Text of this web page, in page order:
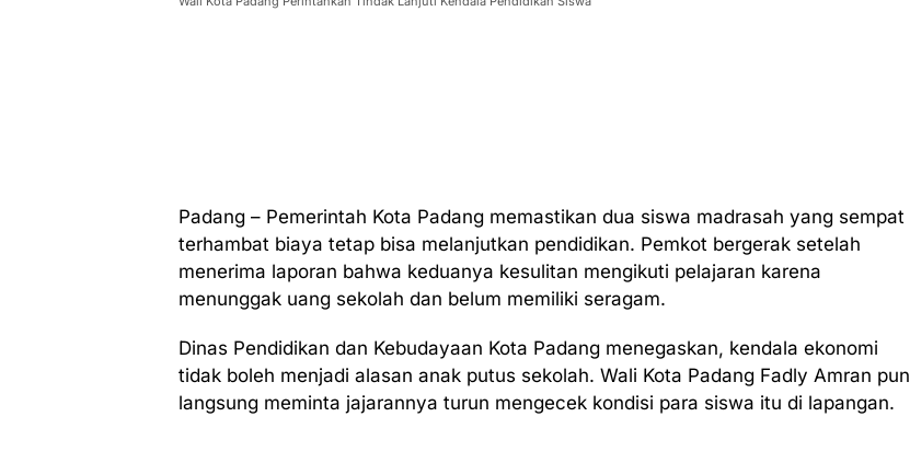
Padang – Pemerintah Kota Padang memastikan dua siswa madrasah yang sempat
terhambat biaya tetap bisa melanjutkan pendidikan. Pemkot bergerak setelah
menerima laporan bahwa keduanya kesulitan mengikuti pelajaran karena
menunggak uang sekolah dan belum memiliki seragam.
Dinas Pendidikan dan Kebudayaan Kota Padang menegaskan, kendala ekonomi
tidak boleh menjadi alasan anak putus sekolah. Wali Kota Padang Fadly Amran pun
langsung meminta jajarannya turun mengecek kondisi para siswa itu di lapangan.